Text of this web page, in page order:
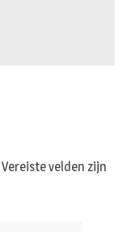
Vereiste velden zijn